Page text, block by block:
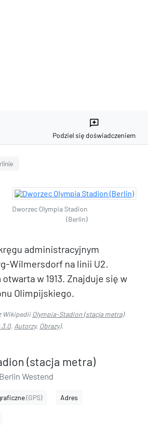
reviews
Podziel się doświadczeniem
Dworzec Olympia Stadion
(Berlin)
administracyjnym
Wilmersdorf na linii U2.
otwarta w 1913. Znajduje się w
Olimpijskiego.
WikipediiOlympia-Stadion (stacja metra)
3.0, Autorzy, Obrazy).
(stacja metra)
Westend
(GPS) Adres